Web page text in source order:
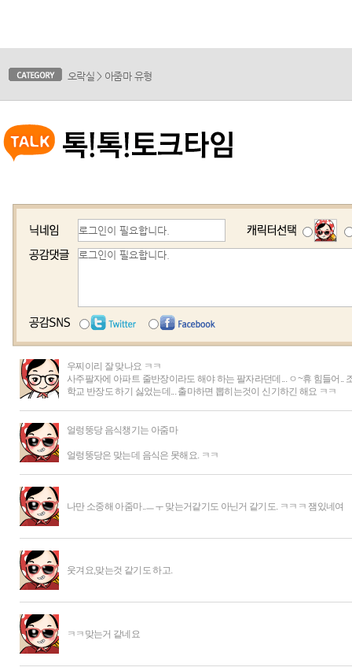
오락실 > 아줌마 유형
우찌이리 잘 맞나요 ㅋㅋ
사주팔자에 아파트 줄반장이라도 해야 하는 팔자라던데... ㅇ~휴 힘들어..
학교 반장도 하기 싫었는데... 출마하면 뽑히는것이 신기하긴 해요 ㅋㅋ
얼렁뚱당 음식챙기는 아줌마
얼렁뚱당은 맞는데 음식은 못해요. ㅋㅋ
나만 소중해 아줌마..ㅡㅜ 맞는거같기도 아닌거 같기도. ㅋㅋㅋ 잼있네여
웃겨요,맞는것 같기도 하고.
ㅋㅋ맞는거 같네요